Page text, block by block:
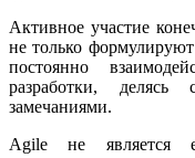
Активное участие
не только
постоянно
разработки,
замечаниями.
Agile не является